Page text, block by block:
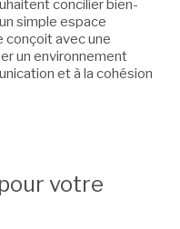
concilier bien-
simple espace
conçoit avec une
un environnement
et à la cohésion
votre